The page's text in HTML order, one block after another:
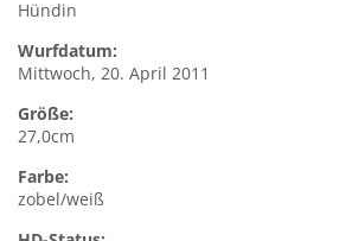
Hündin
Wurfdatum:
Mittwoch, 20. April 2011
Größe:
27,0cm
Farbe:
zobel/weiß